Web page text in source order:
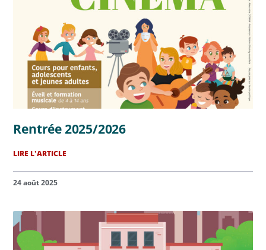
Rentrée 2025/2026
LIRE L'ARTICLE
24 août 2025